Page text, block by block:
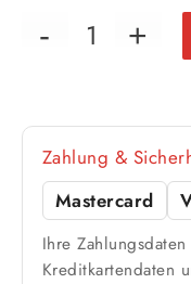
🎨 Jetziger Zustand
Farbig
Zahlung &
Mastercard
Ihre
Kreditkartendaten